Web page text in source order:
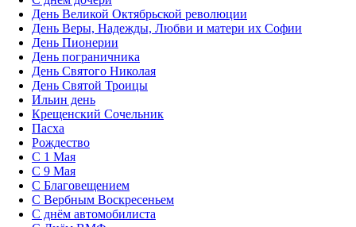
День Великой Октябрьской революции
День Веры, Надежды, Любви и матери их Софии
День Пионерии
День пограничника
День Святого Николая
День Святой Троицы
Ильин день
Крещенский Сочельник
Пасха
Рождество
С 1 Мая
С 9 Мая
С Благовещением
С Вербным Воскресеньем
С днём автомобилиста